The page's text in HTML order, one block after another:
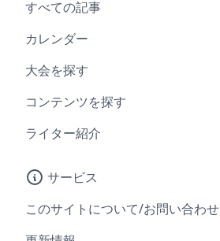
すべての記事
カレンダー
大会を探す
コンテンツを探す
ライター紹介
サービス
このサイトについて/お問い合わせ